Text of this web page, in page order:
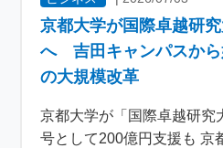
京都大学が国際卓越研
へ 吉田キャンパスから
の大規模改革
京都大学が「国際卓越研
号として200億円支援も 京